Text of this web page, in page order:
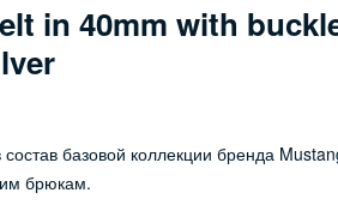
in 40mm with
базовой коллекции бренда
брюкам.